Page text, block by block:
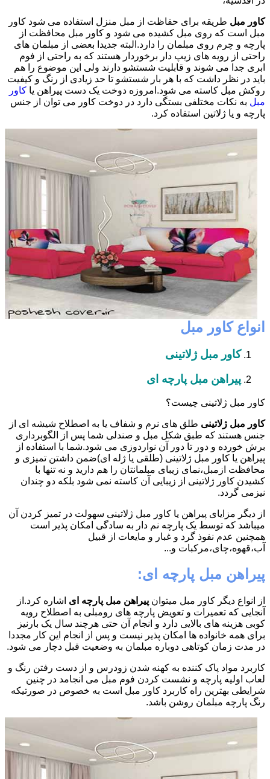
کاور مبل طریقه برای حفاظت از مبل منزل استفاده می شود کاور
مبل است که روی مبل کشیده می شود و کاور مبل محافظت از
پارچه و چرم روی مبلمان را دارد.البته جدیدا بعضی از مبلمان های
راحتی از رویه های زیپ دار برخوردار هستند که به راحتی از فوم
ابری جدا می شوند و قابلیت شستشو دارند ولی این موضوع را هم
باید در نظر داشت که با هر بار شستشو تا حد زیادی از رنگ و کیفیت
روکش مبل کاسته می شود.امروزه دوخت یک دست پیراهن یا کاور
مبل به نکات مختلفی بستگی دارد در دوخت کاور می توان از جنس
پارچه و یا ژلاتین استفاده کرد.
انواع کاور مبل
کاور مبل ژلاتینی
پیراهن مبل پارچه ای
کاور مبل ژلاتینی چیست؟
کاور مبل ژلاتینی طلق های نرم و شفاف یا به اصطلاح شیشه ای از
جنس هستند که طبق شکل مبل و صندلی شما پس از الگوبرداری
برش خورده و دور تا دور آن نواردوزی می شود.شما با استفاده از
پیراهن یا کاور مبل ژلاتینی (طلقی یا ژله ای)ضمن داشتن تمیزی و
محافظت ازمبل،نمای زیبای مبلمانتان را هم دارید و نه تنها با
کشیدن کاور ژلاتینی از زیبایی آن کاسته نمی شود بلکه دو چندان
نیزمی گردد.
از دیگر مزایای پیراهن یا کاور مبل ژلاتینی سهولت در تمیز کردن آن
میباشد که توسط یک پارچه نم دار به سادگی امکان پذیر است
همچنین عدم نفوذ گرد و غبار و مایعات از قبیل
آب،قهوه،چای،مرکبات و...
پیراهن مبل پارچه ای:
از انواع دیگر کاور مبل میتوان پیراهن مبل پارچه ای اشاره کرد.از
آنجایی که تعمیرات و تعویض پارچه های رومبلی به اصطلاح رویه
کوبی هزینه های بالایی دارد و انجام آن حتی هرچند سال یک بارنیز
برای همه خانواده ها امکان پذیر نیست و پس از انجام این کار مجددا
در مدت زمان کوتاهی دوباره مبلمان به وضعیت قبل دچار می شود.
کاربرد مواد پاک کننده به کهنه شدن زودرس و از دست رفتن رنگ و
لعاب اولیه پارچه و نشست کردن فوم مبل می انجامد در چنین
شرایطی بهترین راه کاربرد کاور مبل است به خصوص در صورتیکه
رنگ پارچه مبلمان روشن باشد.